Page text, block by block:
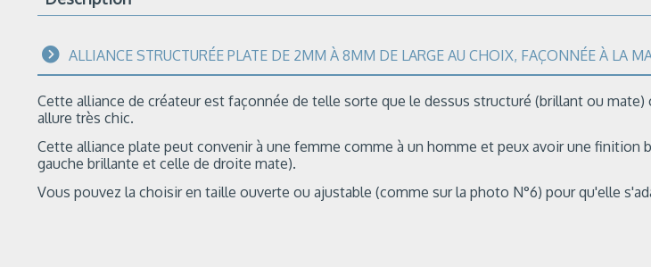
ALLIANCE STRUCTURÉE PLATE DE 2MM À 8MM DE LARGE AU CHOIX, FAÇONNÉE À LA
Cette alliance de créateur est façonnée de telle sorte que le dessus structuré (brillant ou
allure très chic.
Cette alliance plate peut convenir à une femme comme à un homme et peux avoir une
gauche brillante et celle de droite mate).
Vous pouvez la choisir en taille ouverte ou ajustable (comme sur la photo N°6) pour qu'elle